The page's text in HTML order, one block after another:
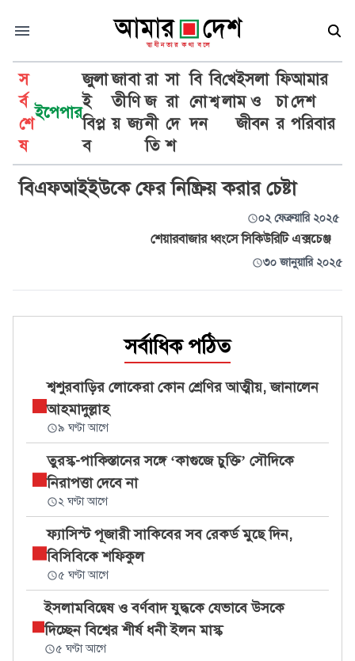
স
র্ব
শে
ষ
ইপেপার
জুলা
ই
বিপ্ল
ব
জা
তী
য়
বা
ণি
জ্য
রা
জ
নী
তি
সা
রা
দে
শ
বি
নো
দন
বি
শ্ব
খে
লা
ইসলা
ম ও
জীবন
ফি
চা
র
আমার
দেশ
পরিবার
শ্বেতপত্র
বিএফআইইউকে ফের নিষ্ক্রিয় করার চেষ্টা
০২ ফেব্রুয়ারি ২০২৫
শেয়ারবাজার ধ্বংসে সিকিউরিটি এক্সচেঞ্জ
৩০ জানুয়ারি ২০২৫
সর্বাধিক পঠিত
শ্বশুরবাড়ির লোকেরা কোন শ্রেণির আত্মীয়, জানালেন
আহমাদুল্লাহ
৯ ঘণ্টা আগে
তুরস্ক-পাকিস্তানের সঙ্গে ‘কাগুজে চুক্তি’ সৌদিকে
নিরাপত্তা দেবে না
২ ঘণ্টা আগে
ফ্যাসিস্ট পূজারী সাকিবের সব রেকর্ড মুছে দিন,
বিসিবিকে শফিকুল
৫ ঘণ্টা আগে
ইসলামবিদ্বেষ ও বর্ণবাদ যুদ্ধকে যেভাবে উসকে
দিচ্ছেন বিশ্বের শীর্ষ ধনী ইলন মাস্ক
৫ ঘণ্টা আগে